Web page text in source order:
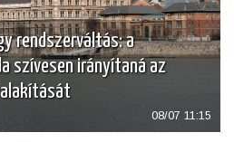
rendszerváltás: a
szívesen irányítaná az
08/07 11:15